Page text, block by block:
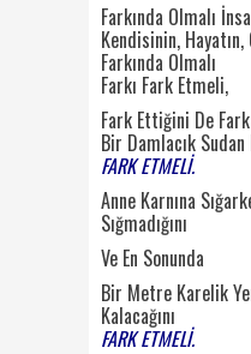
Farkında Olmalı
Kendisinin,
Farkında Olmalı
Farkı Fark Etmeli,
Fark Ettiğini De
Bir Damlacık Sudan
FARK ETMELİ.
Anne Karnına
Sığmadığını
Ve En Sonunda
Bir Metre Karelik
Kalacağını
FARK ETMELİ.